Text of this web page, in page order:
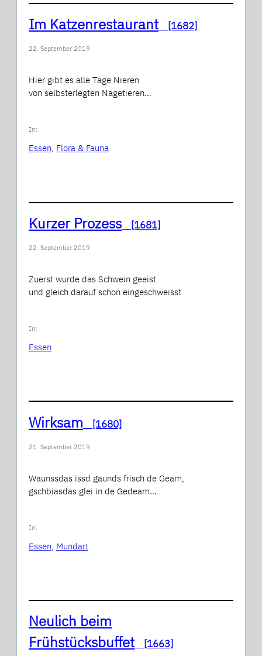
Im Katzenrestaurant [1682]
22. September 2019
Hier gibt es alle Tage Nieren
von selbsterlegten Nagetieren…
In:
Essen, Flora & Fauna
Kurzer Prozess [1681]
22. September 2019
Zuerst wurde das Schwein geeist
und gleich darauf schon eingeschweisst
In:
Essen
Wirksam [1680]
21. September 2019
Waunssdas issd gaunds frisch de Geam,
gschbiasdas glei in de Gedeam…
In:
Essen Mundart
Neulich beim
Frühstücksbuffet [1663]